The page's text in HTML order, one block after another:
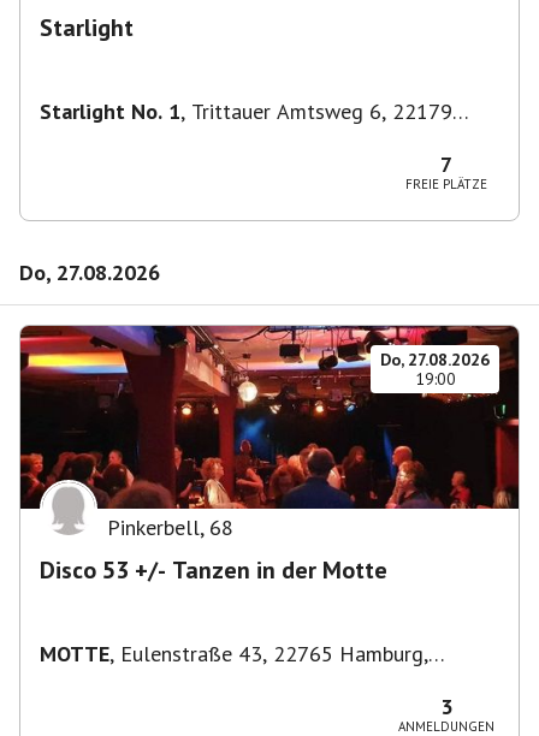
Starlight
Starlight No. 1, Trittauer Amtsweg 6, 22179
7
FREIE PLÄTZE
Do, 27.08.2026
Do, 27.08.2026
19:00
Pinkerbell, 68
Disco 53 +/- Tanzen in der Motte
MOTTE, Eulenstraße 43, 22765 Hamburg,
3
ANMELDUNGEN